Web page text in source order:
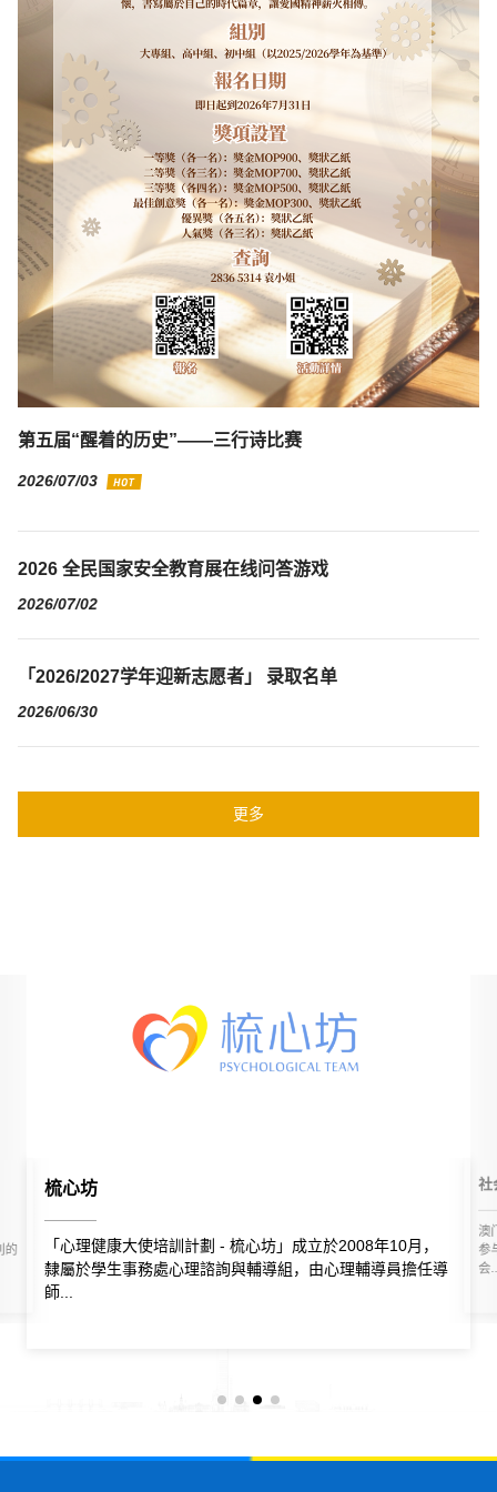
第五届“醒着的历史”——三行诗比赛
2026/07/03
2026 全民国家安全教育展在线问答游戏
2026/07/02
「2026/2027学年迎新志愿者」 录取名单
2026/06/30
更多
的
梳心坊
「心理健康大使培訓計劃 - 梳心坊」成立於2008年10月，
隸屬於學生事務處心理諮詢與輔導組，由心理輔導員擔任導
師...
社
澳
参
会